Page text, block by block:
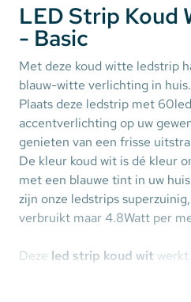
LED Strip Koud
- Basic
Met deze koud witte ledstrip
blauw-witte verlichting in huis.
Plaats deze ledstrip met
accentverlichting op uw
genieten van een frisse
De kleur koud wit is dé kleur
met een blauwe tint in uw
zijn onze ledstrips
verbruikt maar 4.8Watt per
Deze led strip koud wit werkt